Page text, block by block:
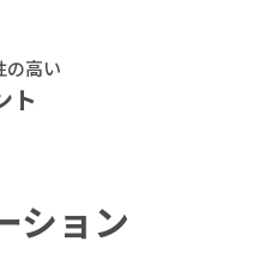
の高い
ト
ション